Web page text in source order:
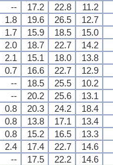
-- 17.2 22.8
11.2
1.8 19.6 26.5
12.7
1.7 15.9 18.5
15.0
2.0 18.7 22.7
14.2
2.1 15.1 18.0
13.8
0.7 16.6 22.7
12.9
-- 18.5 25.5
10.2
-- 20.2 25.6
13.1
0.8 20.3 24.2
18.4
0.8 13.8 17.1
13.4
0.8 15.2 16.5
13.3
2.4 17.4 22.7
14.6
-- 17.5 22.2
14.6